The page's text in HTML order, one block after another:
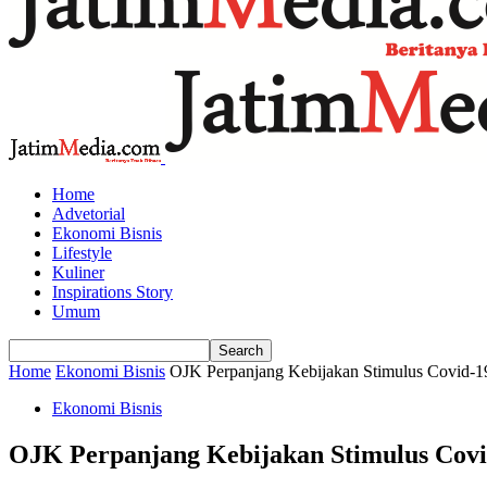
Home
Advetorial
Ekonomi Bisnis
Lifestyle
Kuliner
Inspirations Story
Umum
Home Ekonomi Bisnis OJK Perpanjang Kebijakan Stimulus Covid-
Ekonomi Bisnis
OJK Perpanjang Kebijakan Stimulus